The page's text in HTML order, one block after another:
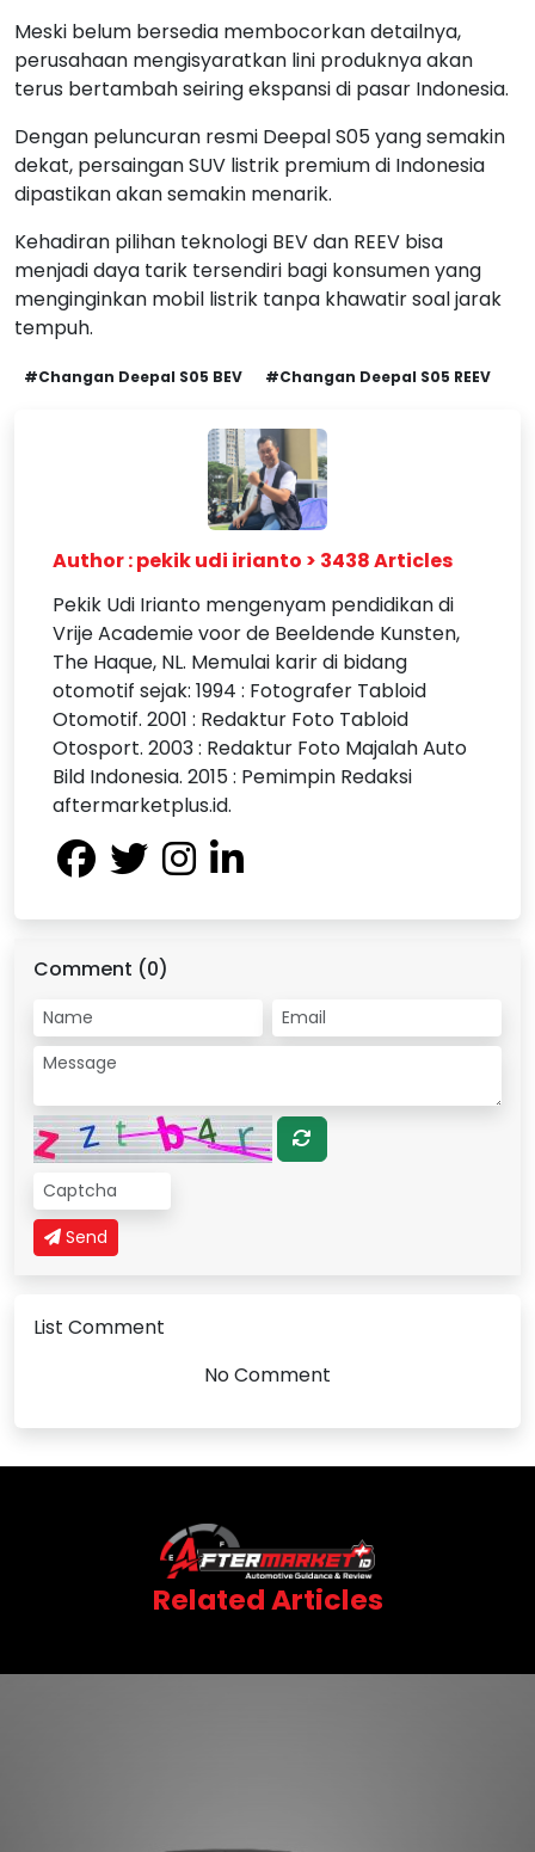
Meski belum bersedia membocorkan detailnya,
perusahaan mengisyaratkan lini produknya akan
terus bertambah seiring ekspansi di pasar Indonesia.
Dengan peluncuran resmi Deepal S05 yang semakin
dekat, persaingan SUV listrik premium di Indonesia
dipastikan akan semakin menarik.
Kehadiran pilihan teknologi BEV dan REEV bisa
menjadi daya tarik tersendiri bagi konsumen yang
menginginkan mobil listrik tanpa khawatir soal jarak
tempuh.
#Changan Deepal S05 BEV #Changan Deepal S05 REEV
Author : pekik udi irianto > 3438 Articles
Pekik Udi Irianto mengenyam pendidikan di
Vrije Academie voor de Beeldende Kunsten,
The Haque, NL. Memulai karir di bidang
otomotif sejak: 1994 : Fotografer Tabloid
Otomotif. 2001 : Redaktur Foto Tabloid
Otosport. 2003 : Redaktur Foto Majalah Auto
Bild Indonesia. 2015 : Pemimpin Redaksi
aftermarketplus.id.
Comment (0)
Send
List Comment
No Comment
Related Articles